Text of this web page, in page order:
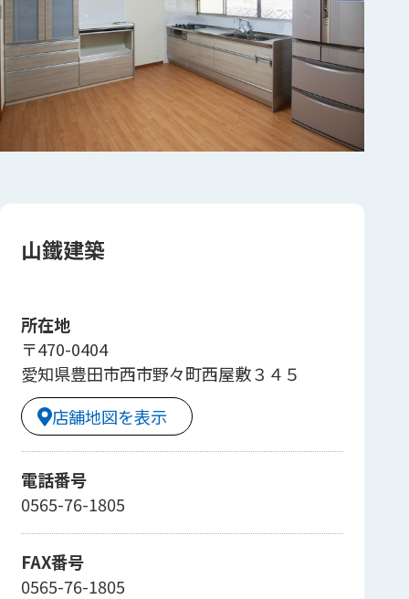
山鐵建築
所在地
〒470-0404
愛知県豊田市西市野々町西屋敷３４５
店舗地図を表示
電話番号
0565-76-1805
FAX番号
0565-76-1805